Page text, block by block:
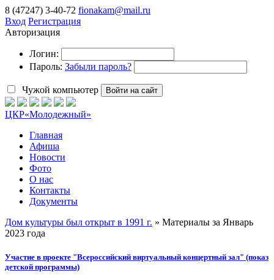
8 (47247) 3-40-72 fionakam@mail.ru
Вход Регистрация
Авторизация
Логин:
Пароль: Забыли пароль?
Чужой компьютер Войти на сайт
ЦКР«Молодежный»
Главная
Афиша
Новости
Фото
О нас
Контакты
Документы
Дом культуры был открыт в 1991 г. » Материалы за Январь
2023 года
Участие в проекте "Всероссийский виртуальный концертный зал" (показ
детской программы)